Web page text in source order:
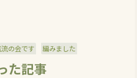
の会です 編みました
た記事